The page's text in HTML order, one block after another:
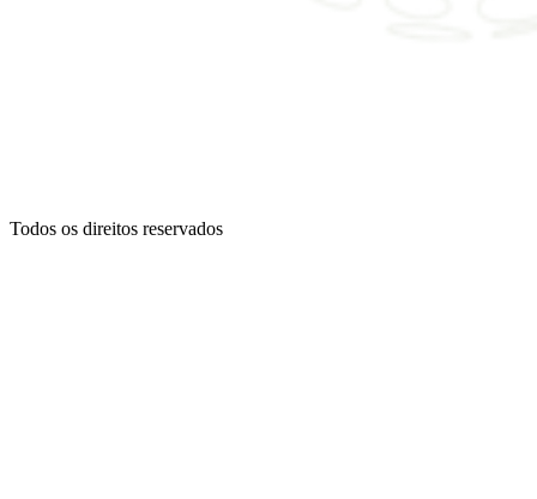
Todos os direitos reservados